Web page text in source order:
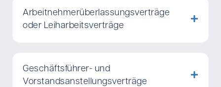
Arbeitnehmerüberlassungsverträge
oder Leiharbeitsverträge
Geschäftsführer- und
Vorstandsanstellungsverträge